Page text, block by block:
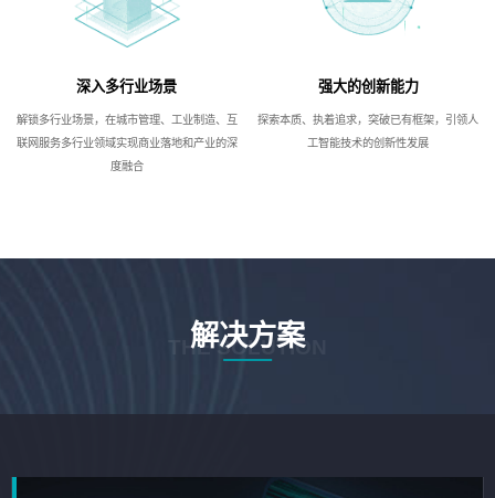
深入多行业场景
解锁多行业场景，在城市管理、工业制造、互
联网服务多行业领域实现商业落地和产业的深
度融合
强大的创新能力
探索本质、执着追求，突破已有框架，引领人
工智能技术的创新性发展
解决方案
THE SOLUTION